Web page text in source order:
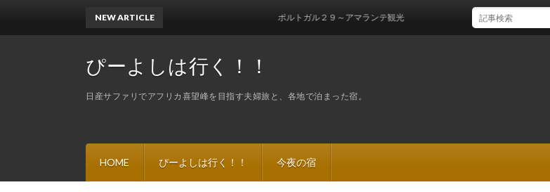
ぴーよしは行く！！
日産サファリでアフリカ喜望峰を目指す夫婦旅と、各地で泊まった宿。
HOME ぴーよしは行く！！ 今夜の宿
NEW ARTICLE ポルトガル２９～アマランテ観光